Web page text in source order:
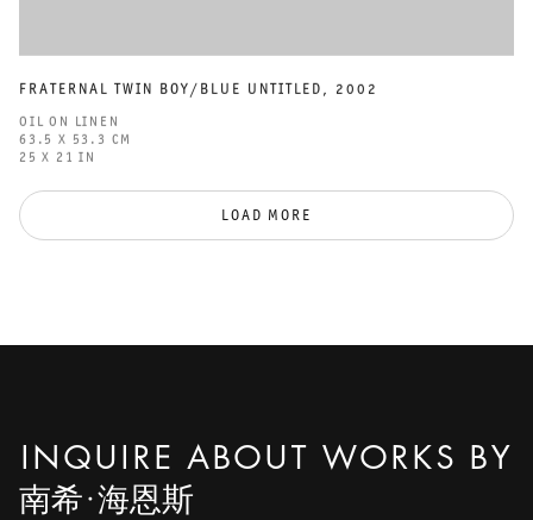
FRATERNAL TWIN BOY/BLUE UNTITLED , 2002
OIL ON LINEN
63.5 X 53.3 CM
25 X 21 IN
LOAD MORE
INQUIRE ABOUT WORKS BY
南希·海恩斯